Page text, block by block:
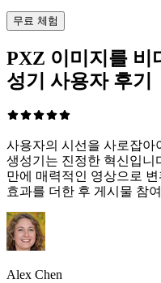
무료 체험
PXZ 이미지를 비
성기 사용자 후기
사용자의 시선을 사로잡아
생성기는 진정한 혁신입니
만에 매력적인 영상으로
효과를 더한 후 게시물 참
Alex Chen